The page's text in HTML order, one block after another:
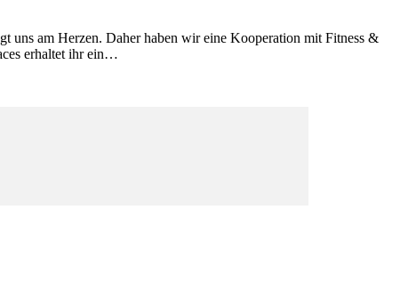
uns am Herzen. Daher haben wir eine Kooperation mit Fitness &
erhaltet ihr ein…